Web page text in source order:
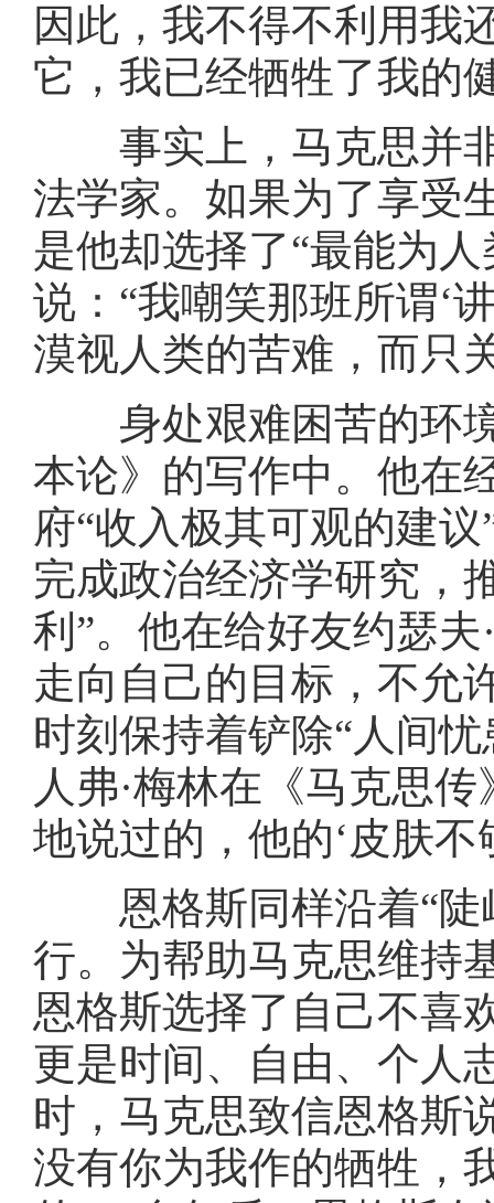
因此，我不得不利用我
它，我已经牺牲了我的
事实上，马克思并非
法学家。如果为了享受
是他却选择了“最能为
说：“我嘲笑那班所谓‘
漠视人类的苦难，而只
身处艰难困苦的环境
本论》的写作中。他在
府“收入极其可观的建
完成政治经济学研究，
利”。他在给好友约瑟
走向自己的目标，不允
时刻保持着铲除“人间
人弗·梅林在《马克思
地说过的，他的‘皮肤不
恩格斯同样沿着“陡
行。为帮助马克思维持
恩格斯选择了自己不喜
更是时间、自由、个人
时，马克思致信恩格斯
没有你为我作的牺牲，